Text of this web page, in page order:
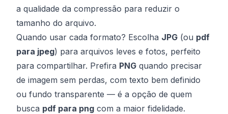
a qualidade da compressão para reduzir o
tamanho do arquivo.
Quando usar cada formato? Escolha JPG (ou pdf
para jpeg) para arquivos leves e fotos, perfeito
para compartilhar. Prefira PNG quando precisar
de imagem sem perdas, com texto bem definido
ou fundo transparente — é a opção de quem
busca pdf para png com a maior fidelidade.